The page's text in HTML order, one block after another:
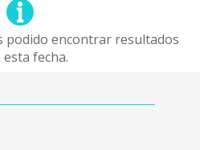
podido encontrar resultados
fecha.